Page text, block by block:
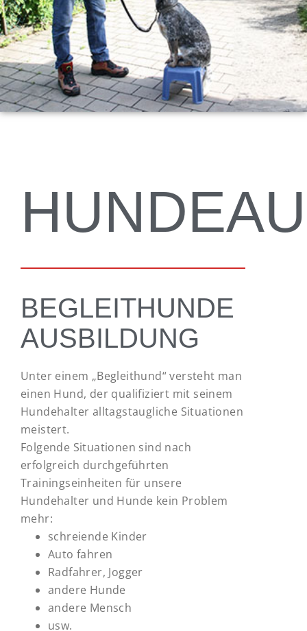
BEGLEITHUNDE
AUSBILDUNG
Unter einem „Begleithund“ versteht man
einen Hund, der qualifiziert mit seinem
Hundehalter alltagstaugliche Situationen
meistert.
Folgende Situationen sind nach
erfolgreich durchgeführten
Trainingseinheiten für unsere
Hundehalter und Hunde kein Problem
mehr:
schreiende Kinder
Auto fahren
Radfahrer, Jogger
andere Hunde
andere Mensch
usw.